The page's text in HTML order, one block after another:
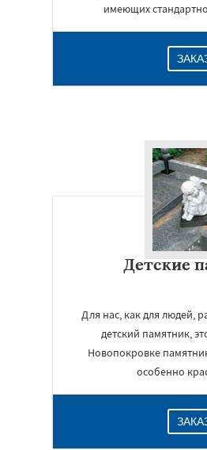
имеющих
Детские
Для нас, как для людей,
детский памятник,
Новопокровке
особенно